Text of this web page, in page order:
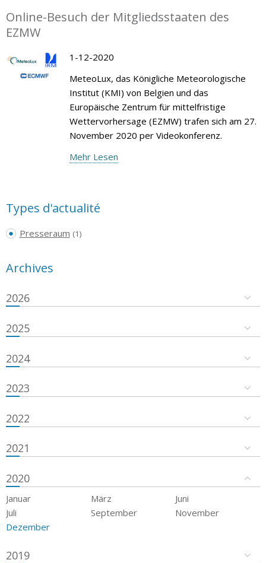
Online-Besuch der Mitgliedsstaaten des
EZMW
1-12-2020
MeteoLux, das Königliche Meteorologische
Institut (KMI) von Belgien und das
Europäische Zentrum für mittelfristige
Wettervorhersage (EZMW) trafen sich am 27.
November 2020 per Videokonferenz.
Mehr Lesen
Types d'actualité
Presseraum (1)
Archives
2026
2025
2024
2023
2022
2021
2020
Januar März
Juni
Juli
September
November
Dezember
2019